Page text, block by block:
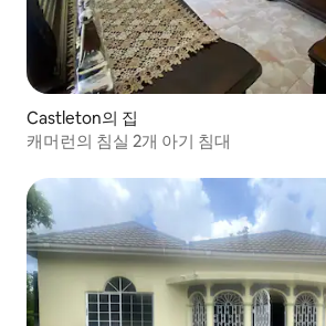
Castleton의 집
캐머런의 침실 2개 아기 침대